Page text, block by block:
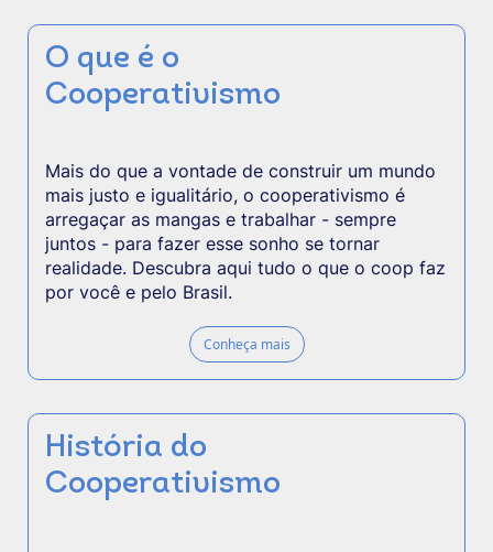
O que é o
Cooperativismo
Mais do que a vontade de construir um mundo
mais justo e igualitário, o cooperativismo é
arregaçar as mangas e trabalhar - sempre
juntos - para fazer esse sonho se tornar
realidade. Descubra aqui tudo o que o coop faz
por você e pelo Brasil.
Conheça mais
História do
Cooperativismo